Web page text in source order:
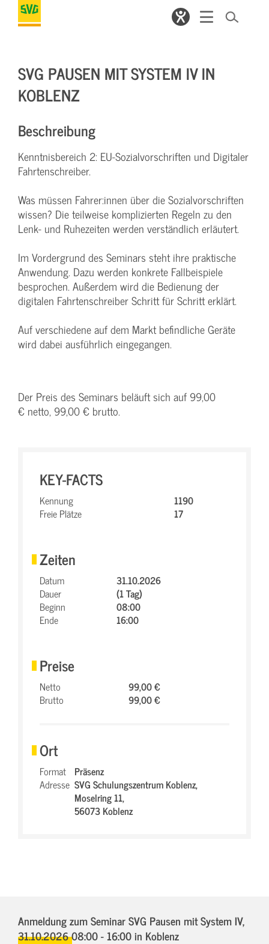
SVG PAUSEN MIT SYSTEM IV IN
KOBLENZ
Beschreibung
Kenntnisbereich 2: EU-Sozialvorschriften und Digitaler
Fahrtenschreiber.
Was müssen Fahrer:innen über die Sozialvorschriften
wissen? Die teilweise komplizierten Regeln zu den
Lenk- und Ruhezeiten werden verständlich erläutert.
Im Vordergrund des Seminars steht ihre praktische
Anwendung. Dazu werden konkrete Fallbeispiele
besprochen. Außerdem wird die Bedienung der
digitalen Fahrtenschreiber Schritt für Schritt erklärt.
Auf verschiedene auf dem Markt befindliche Geräte
wird dabei ausführlich eingegangen.
Der Preis des Seminars beläuft sich auf 99,00
€ netto, 99,00 € brutto.
KEY-FACTS
Kennung
1190
Freie Plätze
17
Zeiten
Datum
31.10.2026
Dauer
(1 Tag)
Beginn
08:00
Ende
16:00
Preise
Netto
99,00 €
Brutto
99,00 €
Ort
Format Präsenz
Adresse SVG Schulungszentrum Koblenz,
Moselring 11,
56073 Koblenz
Anmeldung zum Seminar SVG Pausen mit System IV,
31.10.2026 08:00 - 16:00in Koblenz